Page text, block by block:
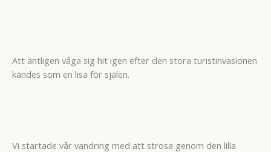
Att äntligen våga sig hit igen efter den stora turistinvasionen
kändes som en lisa för själen.
Vi startade vår vandring med att strosa genom den lilla